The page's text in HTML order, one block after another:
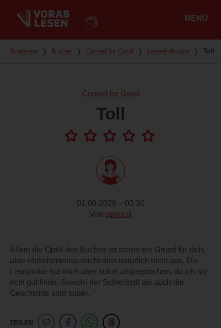
MENÜ
Du bist hier
Startseite ❭ Bücher ❭ Cursed for Good ❭ Leseeindrücke ❭ Toll
Cursed for Good
Toll
01.06.2026 – 03:30
Von gelincik
Allein die Optik des Buches ist schon ein Grund für sich,
aber ehrlicherweise reicht dies natürlich nicht aus. Die
Leseprobe hat mich aber sofort angesprochen, da ich sie
echt gut finde. Sowohl der Schreibstil als auch die
Geschichte sind super.
TEILEN